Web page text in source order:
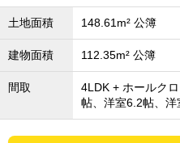
土地面積 148.61m² 公簿
建物面積 112.35m² 公簿
間取
4LDK + ホールク
帖、洋室6.2帖、洋
千葉市エリア
千葉市エリアの新築一戸建
千葉市エリアのマンション
千葉市エリアの土地
外房エリアの新築一戸建
外房エリアの中古一戸建